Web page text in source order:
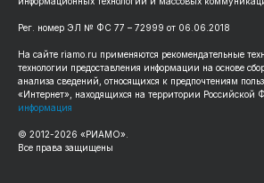
Рег. номер ЭЛ № ФС 77 – 72999 от 06.06.2018
На сайте riamo.ru применяются рекомендательные
технологии предоставления информации на основе
анализа сведений, относящихся к предпочтениям
«Интернет», находящихся на территории Российской
информация
© 2012-2026 «РИАМО».
Все права защищены